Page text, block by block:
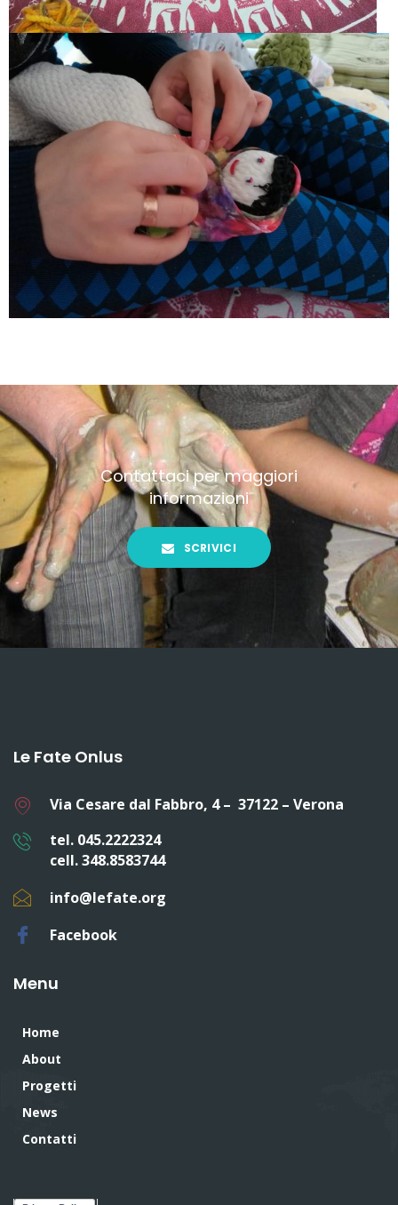
Contattaci per maggiori
informazioni
SCRIVICI
Le Fate Onlus
Via Cesare dal Fabbro, 4 – 37122 – Verona
tel. 045.2222324
cell. 348.8583744
info@lefate.org
Facebook
Menu
Home
About
Progetti
News
Contatti